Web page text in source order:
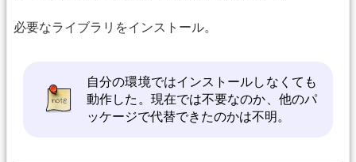
必要なライブラリをインストール。
自分の環境ではインストールしなくても
動作した。現在では不要なのか、他のパ
ッケージで代替できたのかは不明。